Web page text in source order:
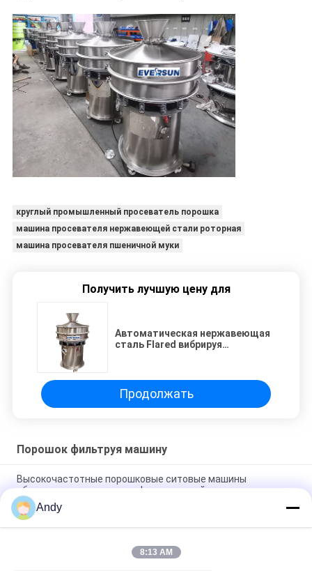
круглый промышленный просеватель порошка
машина просевателя нержавеющей стали роторная
машина просевателя пшеничной муки
Получить лучшую цену для
Автоматическая нержавеющая
сталь Flared вибрируя
Продолжать
Порошок фильтруя машину
Высокочастотные порошковые ситовые машины
оборудование для классификации с нейлоновым экраном
Машины для сепарации порошка высокой мощности с 1-5
слоями
200-2000 кг/час Система скрининга вибрирующего
Andy
8:13 AM